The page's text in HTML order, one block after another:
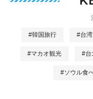
#韓国旅行 #台
#マカオ観光 #台
#ソウル食